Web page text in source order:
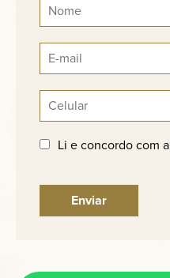
Li e concordo com a